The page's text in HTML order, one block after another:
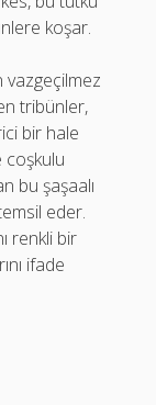
koşar.
vazgeçilmez
tribünler,
bir hale
coşkulu
bu şaşaalı
eder.
renkli bir
ifade